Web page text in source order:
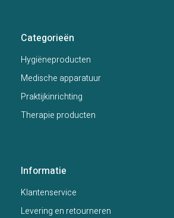
Categorieën
Hygiëneproducten
Medische apparatuur
Praktijkinrichting
Therapie producten
Informatie
Klantenservice
Levering en retourneren